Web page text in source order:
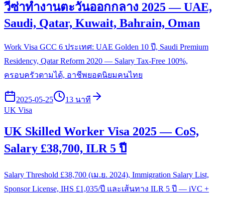
วีซ่าทำงานตะวันออกกลาง 2025 — UAE,
Saudi, Qatar, Kuwait, Bahrain, Oman
Work Visa GCC 6 ประเทศ: UAE Golden 10 ปี, Saudi Premium
Residency, Qatar Reform 2020 — Salary Tax-Free 100%,
ครอบครัวตามได้, อาชีพยอดนิยมคนไทย
2025-05-25
13 นาที
UK Visa
UK Skilled Worker Visa 2025 — CoS,
Salary £38,700, ILR 5 ปี
Salary Threshold £38,700 (เม.ย. 2024), Immigration Salary List,
Sponsor License, IHS £1,035/ปี และเส้นทาง ILR 5 ปี — iVC +